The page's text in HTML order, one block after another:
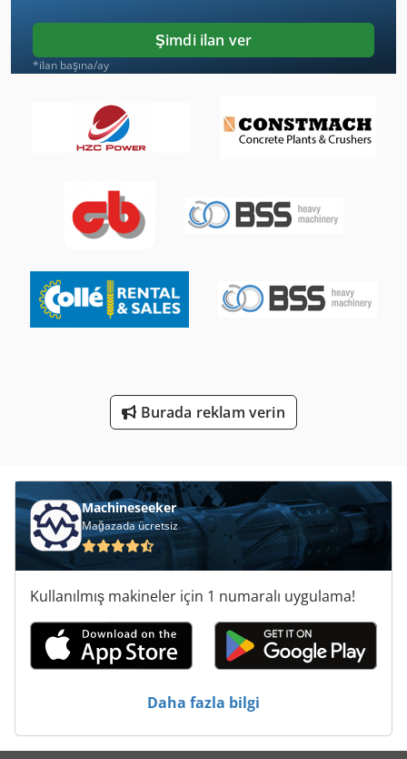
Palet Taşıma Arabası
Palet Uzantıları
Paletli Elevatör
Paletli Vinç
Paletli Vinçler
Pencere Araçları
Şimdi ilan ver
*ilan başına/ay
Burada reklam verin
Machineseeker
Mağazada ücretsiz
Kullanılmış makineler için 1 numaralı uygulama!
Daha fazla bilgi